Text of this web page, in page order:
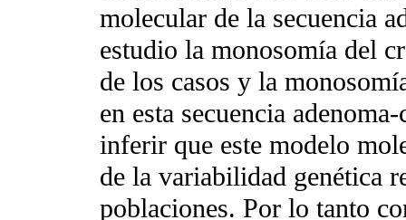
molecular de la secuencia
estudio la monosomía del
de los casos y la
en esta secuencia
inferir que este modelo
de la variabilidad genética
poblaciones. Por lo tanto